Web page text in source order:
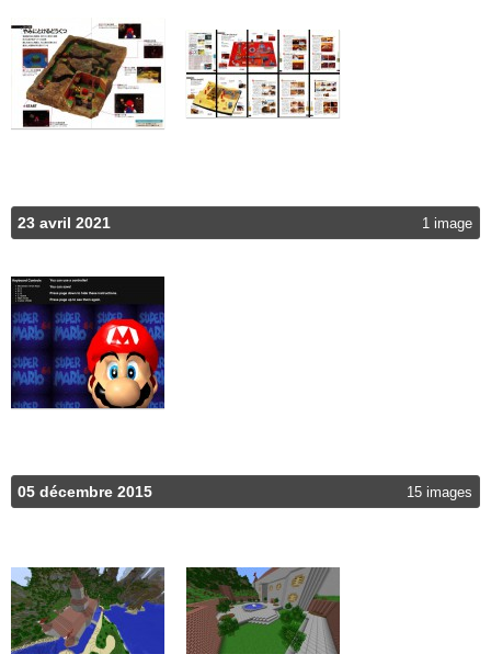
23 avril 2021 1 image
05 décembre 2015 15 images